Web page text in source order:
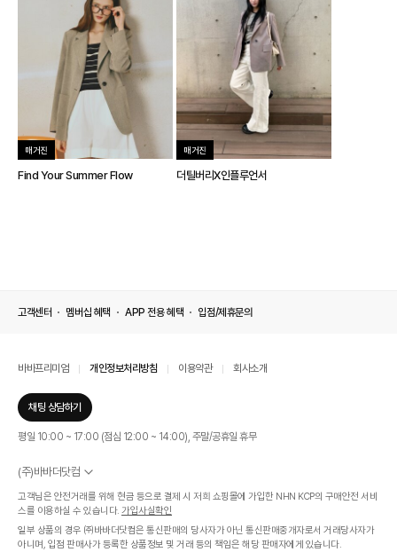
매거진
Find Your Summer Flow
매거진
더틸버리X인플루언서
고객센터 멤버십 혜택 APP 전용 혜택 입점/제휴문의
바바프리미엄 개인정보처리방침 이용약관 회사소개
채팅 상담하기
평일 10:00 ~ 17:00 (점심 12:00 ~ 14:00), 주말/공휴일 휴무
(주)바바더닷컴
서울특별시 서초구 신반포로 339, 논현빌딩 (대표이사 : 문인식)
사업자 등록번호 569-86-01308
통신판매업신고번호 제 2019 - 서울 서초 - 1268호
개인정보관리책임자 : 김효영
고객님은 안전거래를 위해 현금 등으로 결제 시 저희 쇼핑몰에 가입한 NHN KCP의 구매안전 서비
스를 이용하실 수 있습니다. 가입사실확인
일부 상품의 경우 ㈜바바더닷컴은 통신판매의 당사자가 아닌 통신판매중개자로서 거래당사자가
아니며, 입점 판매사가 등록한 상품정보 및 거래 등의 책임은 해당 판매자에게 있습니다.